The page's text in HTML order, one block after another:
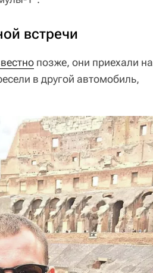
встречи
позже, они приехали на
в другой автомобиль,